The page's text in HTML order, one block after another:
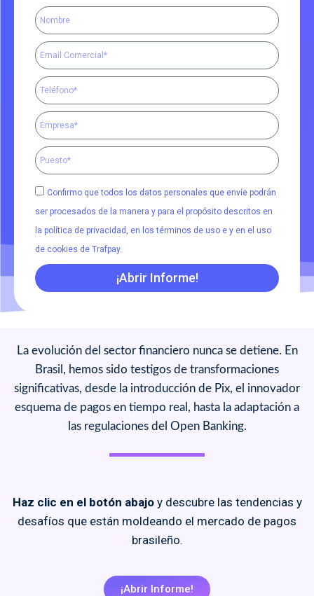
Confirmo que todos los datos personales que envíe podrán
ser procesados de la manera y para el propósito descritos en
la política de privacidad, en los términos de uso e y en el uso
de cookies de Trafpay.
¡Abrir Informe!
La evolución del sector financiero nunca se detiene. En
Brasil, hemos sido testigos de transformaciones
significativas, desde la introducción de Pix, el innovador
esquema de pagos en tiempo real, hasta la adaptación a
las regulaciones del Open Banking.
Haz clic en el botón abajoy descubre las tendencias y
desafíos que están moldeando el mercado de pagos
brasileño.
¡Abrir Informe!